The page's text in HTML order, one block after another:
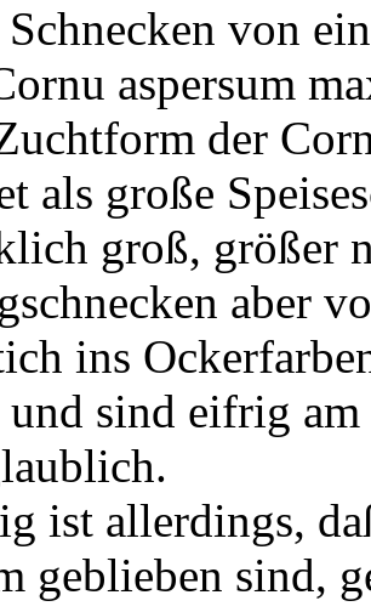
von
aspersum
der
als große
groß, größer
aber
ins
und sind eifrig
ist allerdings,
geblieben sind,